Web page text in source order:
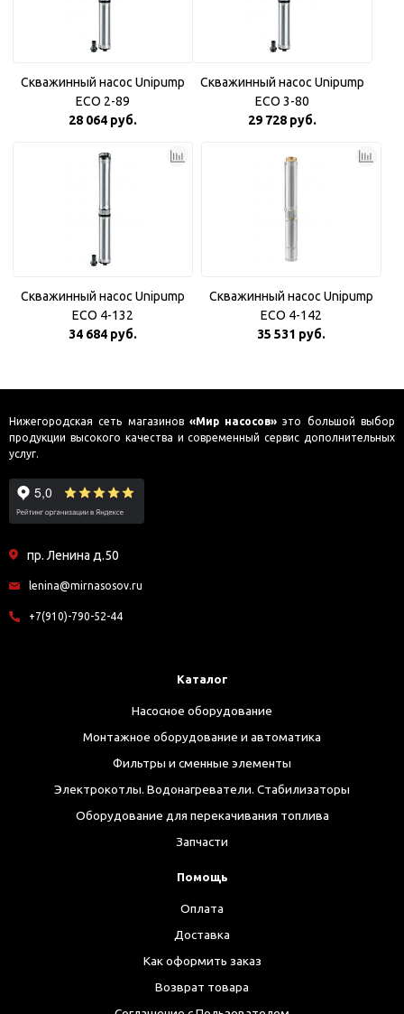
Скважинный насос Unipump
ECO 2-89
28 064 руб.
Скважинный насос Unipump
ECO 3-80
29 728 руб.
Скважинный насос Unipump
ECO 4-132
34 684 руб.
Скважинный насос Unipump
ECO 4-142
35 531 руб.
Нижегородская сеть магазинов «Мир насосов» это большой выбор
продукции высокого качества и современный сервис дополнительных
услуг.
пр. Ленина д.50
lenina@mirnasosov.ru
+7(910)-790-52-44
Каталог
Насосное оборудование
Монтажное оборудование и автоматика
Фильтры и сменные элементы
Электрокотлы. Водонагреватели. Стабилизаторы
Оборудование для перекачивания топлива
Запчасти
Помощь
Оплата
Доставка
Как оформить заказ
Возврат товара